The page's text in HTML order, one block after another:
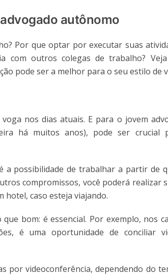
autônomo
Por que optar por executar suas
com outros colegas de trabalho?
pode ser a melhor para o seu estilo de
nos dias atuais. E para o jovem
há muitos anos), pode ser crucial
a possibilidade de trabalhar a partir de
compromissos, você poderá realizar
hotel, caso esteja viajando.
bom: é essencial. Por exemplo, nos
é uma oportunidade de conciliar
por videoconferência, dependendo do